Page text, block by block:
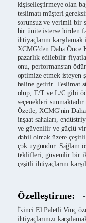
kişiselleştirmeye olan
teslimatı müşteri
sorunsuz ve verimli bir
bir ünite isterse birden
ihtiyaçlarını
XCMG'den Daha Önce
pazarlık edilebilir
onu, performanstan
optimize etmek isteyen
haline getirir. Teslimat
olup, T/T ve L/C gibi
seçenekleri sunmaktadır.
Özetle, XCMG'nin
inşaat sahaları,
ve güvenilir ve güçlü
dahil olmak üzere
çok uygundur. Sağlam
teklifleri, güvenilir bir
çeşitli ihtiyaçlarını
Özelleştirme:
İkinci El Paletli Vinç
ihtiyaçlarınızı